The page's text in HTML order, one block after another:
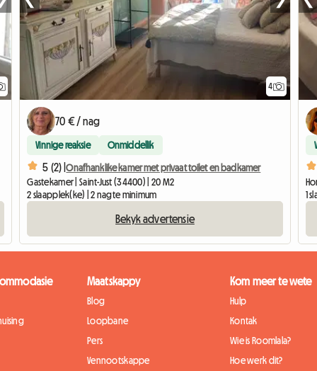
4
70 € / nag
Vinnige reaksie Onmiddellik
5 (2) |Onafhanklike kamer met privaat toilet en badkamer
Gastekamer | Saint-Just (34400) | 20 M2
2 slaapplek(ke) | 2 nagte minimum
Bekyk advertensie
1
Maatskappy
Blog
Loopbane
Pers
Vennootskappe
Kom meer te wete
Hulp
Kontak
Wie is Roomlala?
Hoe werk dit?